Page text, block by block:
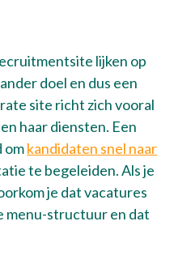
lijken op
doel en dus een
site richt zich vooral
haar diensten. Een
omkandidaten snel naar
te begeleiden. Als je
je dat vacatures
menu-structuur en dat